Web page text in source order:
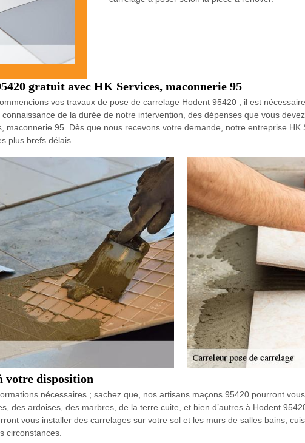
gratuit avec HK Services, maconnerie 95
vos travaux de pose de carrelage Hodent 95420 ; il est
de la durée de notre intervention, des dépenses que vous
maconnerie 95. Dès que nous recevons votre demande, notre entreprise
plus brefs délais.
votre disposition
nécessaires ; sachez que, nos artisans maçons 95420 pourront
des ardoises, des marbres, de la terre cuite, et bien d’autres à Hodent
vous installer des carrelages sur votre sol et les murs de salles bains,
circonstances.